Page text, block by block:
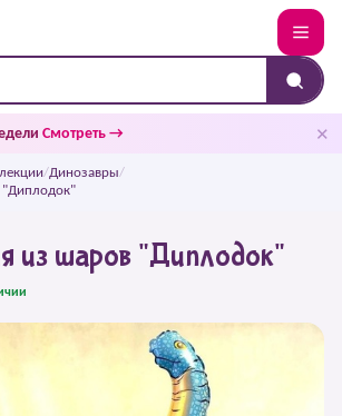
Смотреть → ✕
/Динозавры/
"Диплодок"
из шаров "Диплодок"